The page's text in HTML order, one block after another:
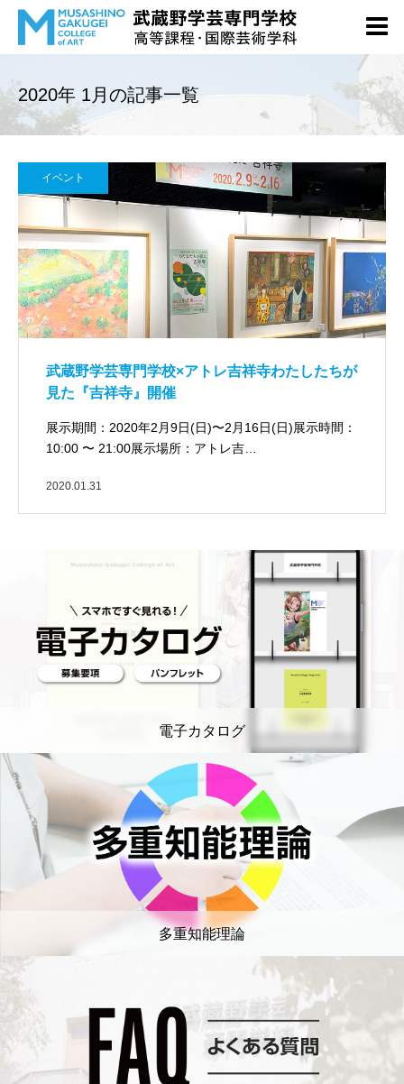
2020年 1月の記事一覧
イベント
武蔵野学芸専門学校×アトレ吉祥寺わたしたちが
見た『吉祥寺』開催
展示期間：2020年2月9日(日)〜2月16日(日)展示時間：
10:00 〜 21:00展示場所：アトレ吉…
2020.01.31
電子カタログ
多重知能理論